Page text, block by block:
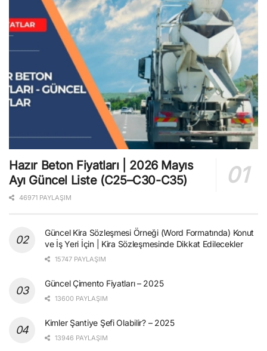
Hazır Beton Fiyatları | 2026 Mayıs
Ayı Güncel Liste (C25–C30-C35)
46971 PAYLAŞIM
Güncel Kira Sözleşmesi Örneği (Word Formatında) Konut
ve İş Yeri İçin | Kira Sözleşmesinde Dikkat Edilecekler
15747 PAYLAŞIM
Güncel Çimento Fiyatları – 2025
13600 PAYLAŞIM
Kimler Şantiye Şefi Olabilir? – 2025
13946 PAYLAŞIM